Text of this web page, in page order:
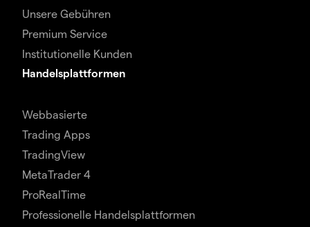
Unsere Gebühren
Premium Service
Institutionelle Kunden
Handelsplattformen
Webbasierte
Trading Apps
TradingView
MetaTrader 4
ProRealTime
Professionelle Handelsplattformen